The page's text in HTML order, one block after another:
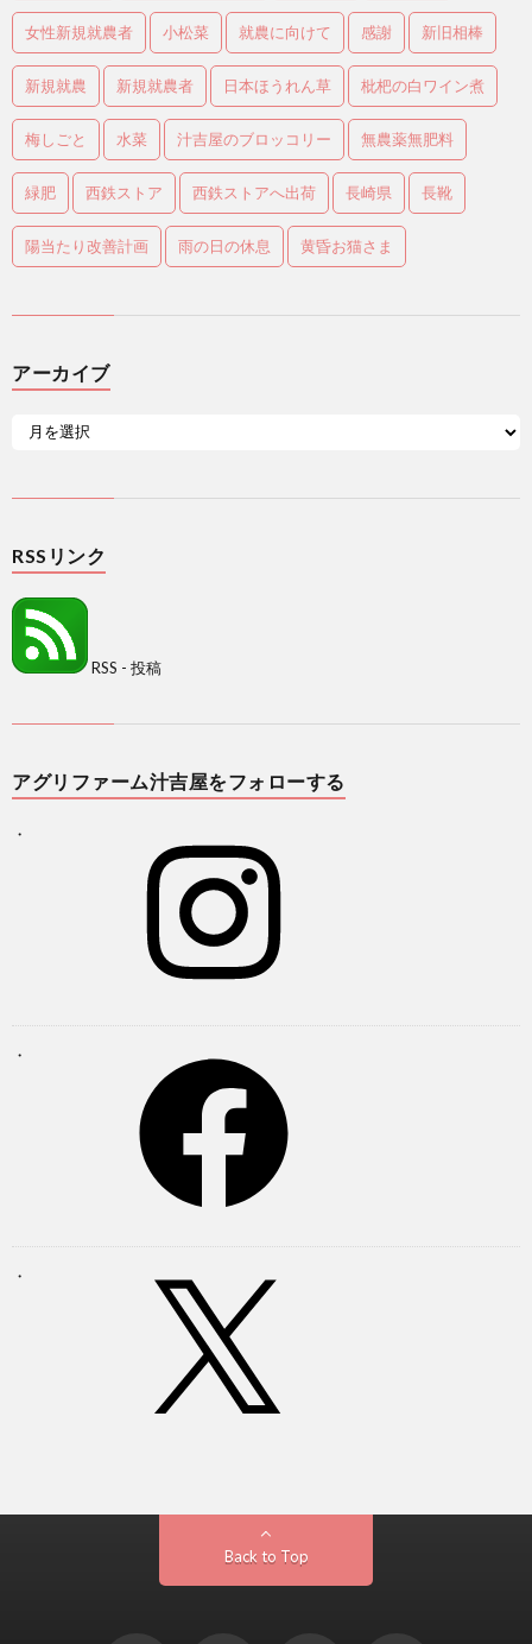
女性新規就農者 小松菜 就農に向けて 感謝 新旧相棒
新規就農 新規就農者 日本ほうれん草 枇杷の白ワイン煮
梅しごと 水菜 汁吉屋のブロッコリー 無農薬無肥料
緑肥 西鉄ストア 西鉄ストアへ出荷 長崎県 長靴
陽当たり改善計画 雨の日の休息 黄昏お猫さま
アーカイブ
RSSリンク
RSS - 投稿
アグリファーム汁吉屋をフォローする
Back to Top